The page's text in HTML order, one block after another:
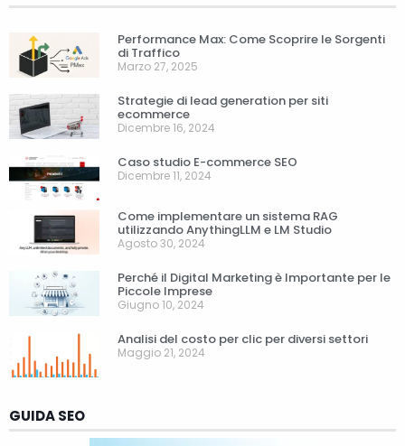
Performance Max: Come Scoprire le Sorgenti
di Traffico
Marzo 27, 2025
Strategie di lead generation per siti
ecommerce
Dicembre 16, 2024
Caso studio E-commerce SEO
Dicembre 11, 2024
Come implementare un sistema RAG
utilizzando AnythingLLM e LM Studio
Agosto 30, 2024
Perché il Digital Marketing è Importante per le
Piccole Imprese
Giugno 10, 2024
Analisi del costo per clic per diversi settori
Maggio 21, 2024
GUIDA SEO